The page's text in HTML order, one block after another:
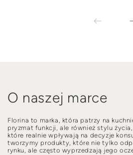
O naszej marce
Florina to marka, która patrzy na
pryzmat funkcji, ale również stylu
które realnie wpływają na decyzje
tworzymy produkty, które nie tylko
rynku, ale często wyprzedzają jego